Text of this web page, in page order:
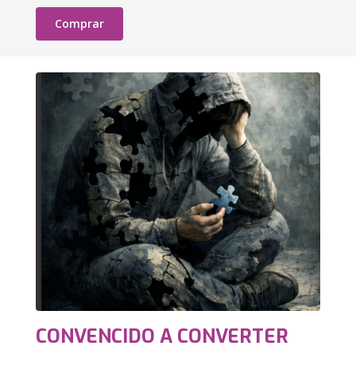
Comprar
CONVENCIDO A CONVERTER